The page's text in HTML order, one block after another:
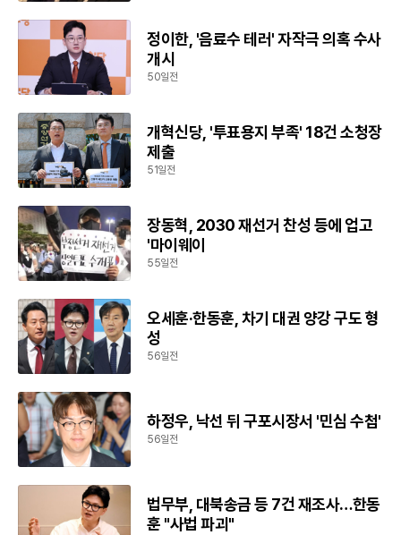
정이한, '음료수 테러' 자작극 의혹 수사
개시
50일전
개혁신당, '투표용지 부족' 18건 소청장
제출
51일전
장동혁, 2030 재선거 찬성 등에 업고
'마이웨이
55일전
오세훈·한동훈, 차기 대권 양강 구도 형
성
56일전
하정우, 낙선 뒤 구포시장서 '민심 수첩'
56일전
법무부, 대북송금 등 7건 재조사…한동
훈 "사법 파괴"